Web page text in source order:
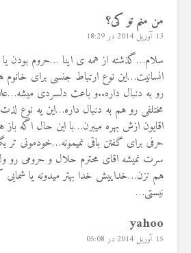
من منم تو کی؟
13 آوریل 2014 در 18:29
سلام…گذشته از همه ی اینا …حروم بودن
انسانیت…این نوع ارتباط جنسی برای
رو به دنبال داره..و باعث دلسردی
مختلفی رو هم به دنبال داره…این یه نوع
اقایون ازش بهره میبرن…با این حال اگه
حرفی برای گفتن باقی نمیمونه…خودمونی تر
سرت نمیشه اقای محترم حلال و حرومی رو
هم نزن…خداییش خدا بهتر میدونه یا
نیستی…
yahoo
15 آوریل 2014 در 05:08